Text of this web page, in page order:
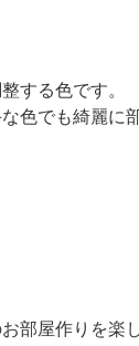
する色です。
色でも綺麗に
部屋作りを楽